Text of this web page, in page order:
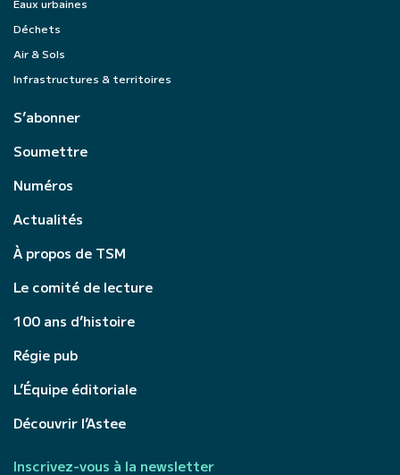
Déchets
Air & Sols
Infrastructures & territoires
S’abonner
Soumettre
Numéros
Actualités
À propos de TSM
Le comité de lecture
100 ans d’histoire
Régie pub
L’Équipe éditoriale
Découvrir l’Astee
Inscrivez-vous à la newsletter